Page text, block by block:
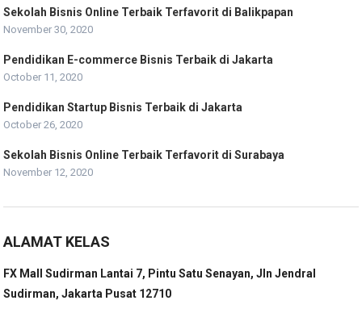
Sekolah Bisnis Online Terbaik Terfavorit di Balikpapan
November 30, 2020
Pendidikan E-commerce Bisnis Terbaik di Jakarta
October 11, 2020
Pendidikan Startup Bisnis Terbaik di Jakarta
October 26, 2020
Sekolah Bisnis Online Terbaik Terfavorit di Surabaya
November 12, 2020
ALAMAT KELAS
FX Mall Sudirman Lantai 7, Pintu Satu Senayan, Jln Jendral
Sudirman, Jakarta Pusat 12710